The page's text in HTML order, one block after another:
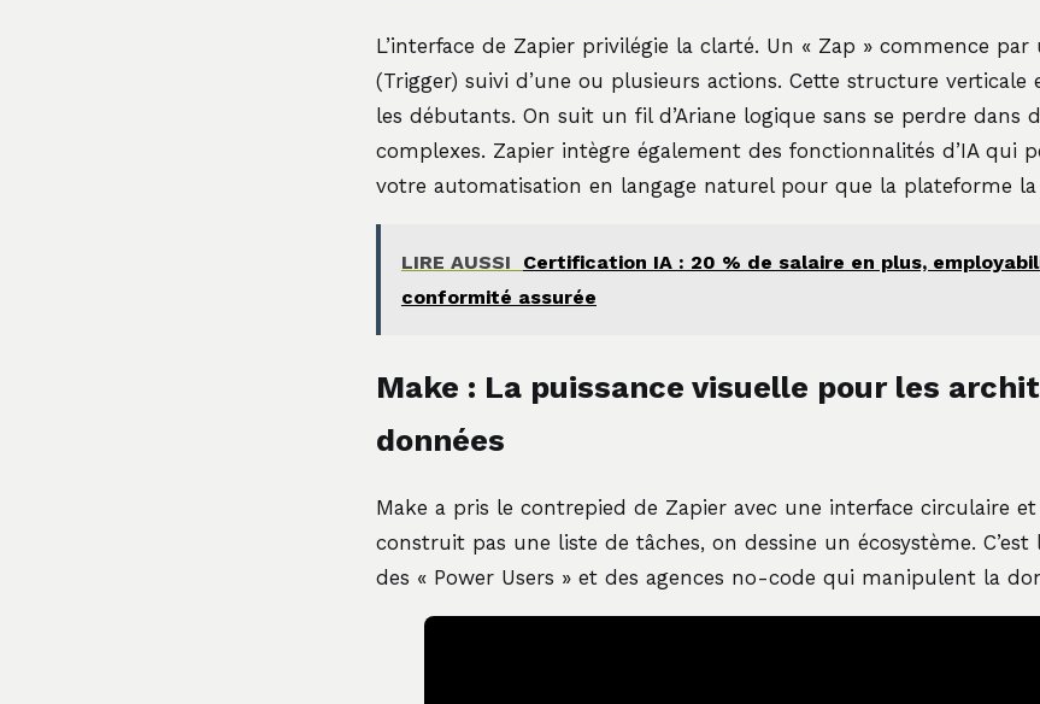
L’interface de Zapier privilégie la clarté. Un « Zap » commence
(Trigger) suivi d’une ou plusieurs actions. Cette structure verticale
les débutants. On suit un fil d’Ariane logique sans se perdre dans
complexes. Zapier intègre également des fonctionnalités d’IA qui
votre automatisation en langage naturel pour que la plateforme la
LIRE AUSSI
Certification IA : 20 % de salaire en plus,
conformité assurée
Make : La puissance visuelle pour les
données
Make a pris le contrepied de Zapier avec une interface circulaire
construit pas une liste de tâches, on dessine un écosystème. C’est
des « Power Users » et des agences no-code qui manipulent la